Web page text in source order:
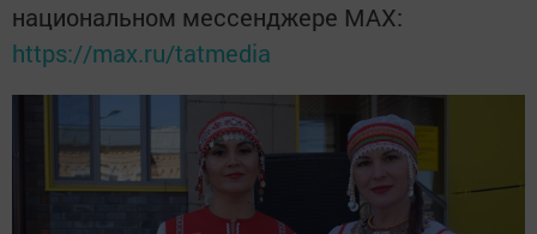
национальном мессенджере MАХ:
https://max.ru/tatmedia